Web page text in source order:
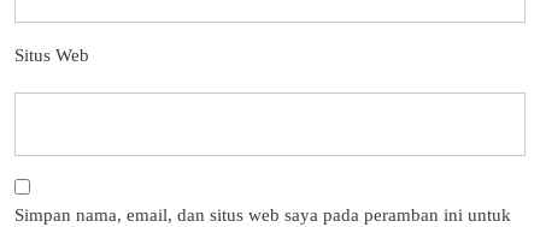
Situs Web
Simpan nama, email, dan situs web saya pada peramban ini untuk